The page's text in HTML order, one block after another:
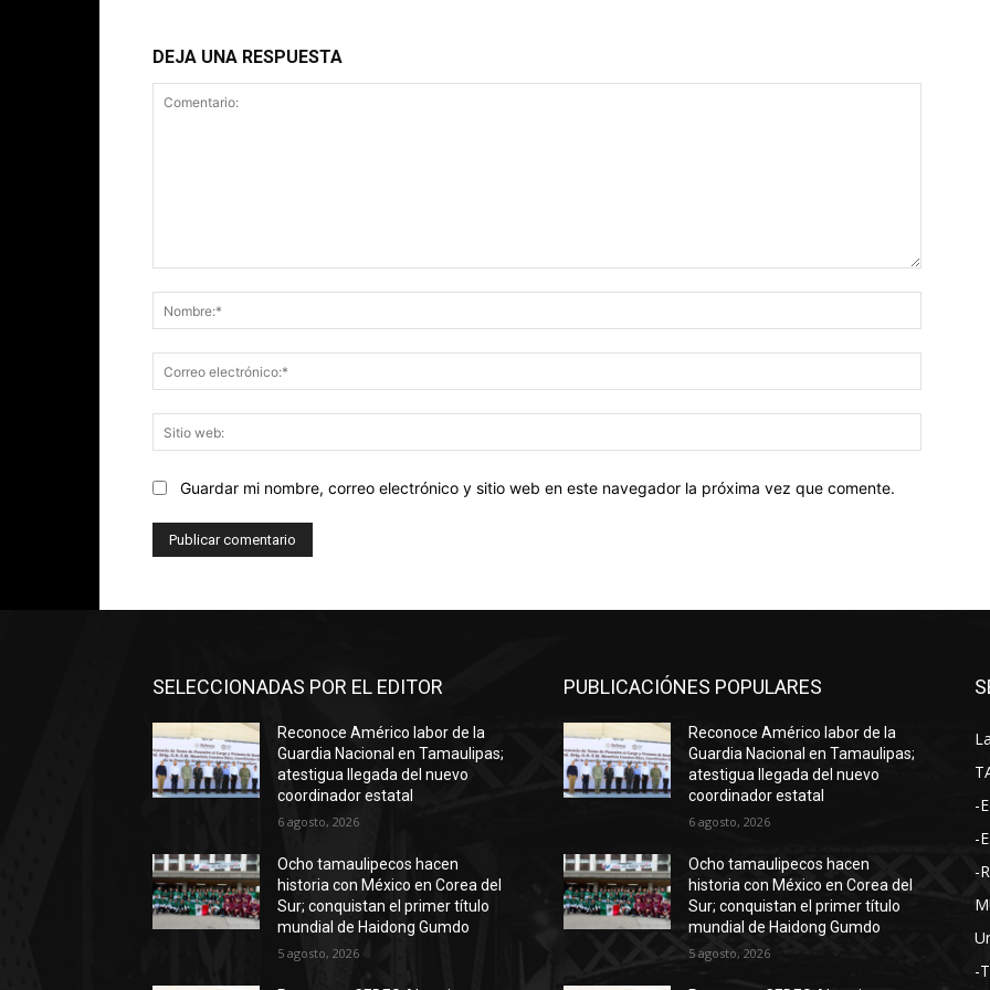
DEJA UNA RESPUESTA
web:
Guardar mi nombre, correo electrónico y sitio web en este navegador la próxima vez que comente.
SELECCIONADAS POR EL EDITOR
Reconoce Américo labor de la
Guardia Nacional en Tamaulipas;
atestigua llegada del nuevo
coordinador estatal
6 agosto, 2026
Ocho tamaulipecos hacen
historia con México en Corea del
Sur; conquistan el primer título
mundial de Haidong Gumdo
5 agosto, 2026
PUBLICACIÓNES POPULARES
Reconoce Américo labor de la
Guardia Nacional en Tamaulipas;
atestigua llegada del nuevo
coordinador estatal
6 agosto, 2026
Ocho tamaulipecos hacen
historia con México en Corea del
Sur; conquistan el primer título
mundial de Haidong Gumdo
5 agosto, 2026
-
-
-
-